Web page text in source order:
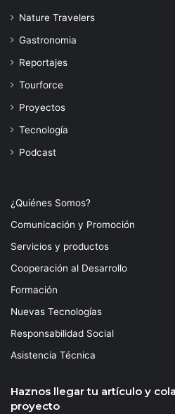
Nature Travelers
Gastronomia
Reportajes
Tourforce
Proyectos
Tecnología
Podcast
¿Quiénes Somos?
Comunicación y Promoción
Servicios y productos
Cooperación al Desarrollo
Formación
Nuevas Tecnologías
Responsabilidad Social
Asistencia Técnica
Haznos llegar tu artículo y
proyecto